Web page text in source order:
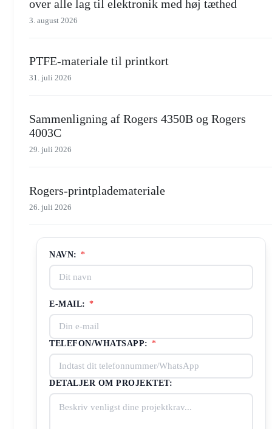
over alle lag til elektronik med høj tæthed
3. august 2026
PTFE-materiale til printkort
31. juli 2026
Sammenligning af Rogers 4350B og Rogers
4003C
29. juli 2026
Rogers-printplademateriale
26. juli 2026
NAVN: *
E-MAIL: *
TELEFON/WHATSAPP: *
DETALJER OM PROJEKTET: